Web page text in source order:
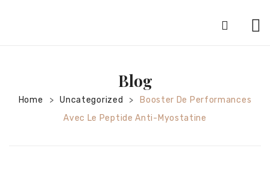
SILVER JEWELRY
Blog
Home > Uncategorized >
Booster De Performances
Avec Le Peptide Anti-Myostatine